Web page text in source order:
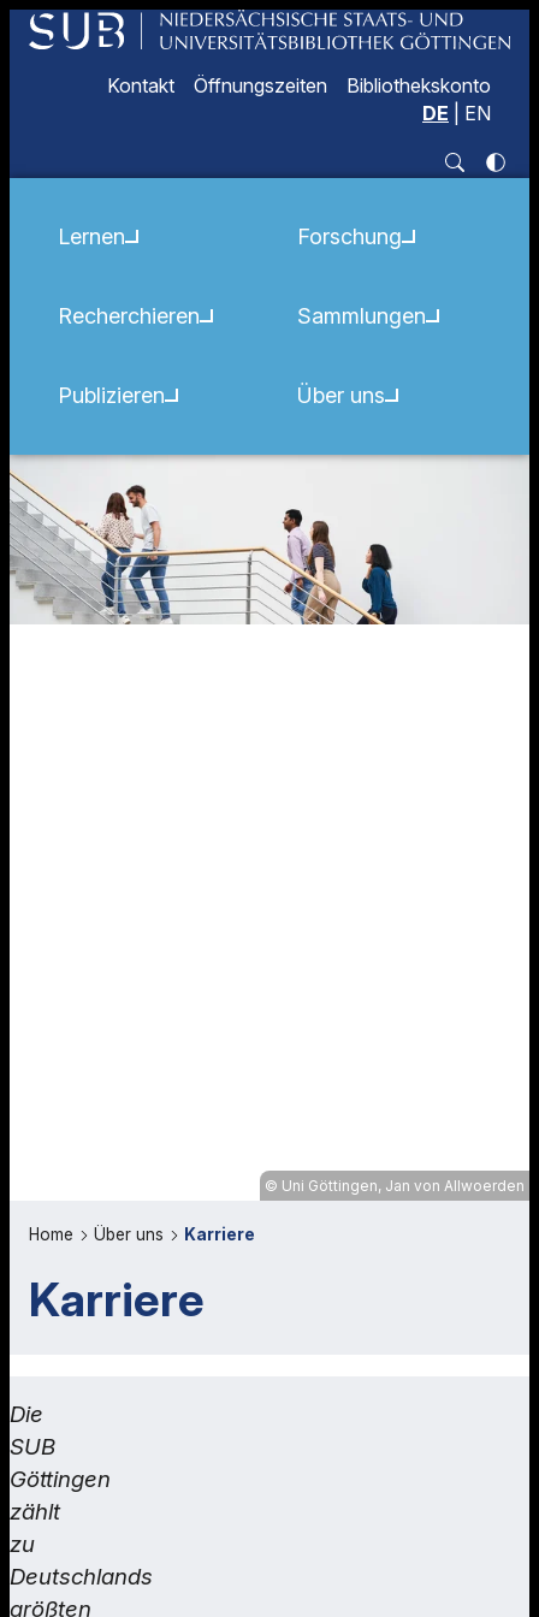
Kontakt Öffnungszeiten
Bibliothekskonto
DE
EN
Lernen
Recherchieren
Publizieren
Forschung
Sammlungen
Über uns
Uni Göttingen, Jan von Allwoerden
Home Über uns Karriere
Karriere
Die
SUB
Göttingen
zählt
zu
Deutschlands
größten